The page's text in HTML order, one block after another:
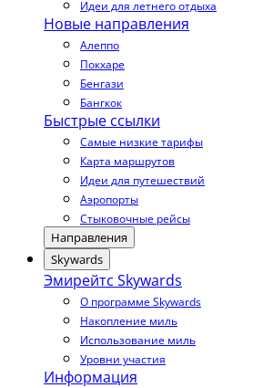
Идеи для летнего отдыха
Новые направления
Алеппо
Покхаре
Бенгази
Бангкок
Быстрые ссылки
Самые низкие тарифы
Карта маршрутов
Идеи для путешествий
Аэропорты
Стыковочные рейсы
Направления
Skywards
Эмирейтс Skywards
О программе Skywards
Накопление миль
Использование миль
Уровни участия
Информация